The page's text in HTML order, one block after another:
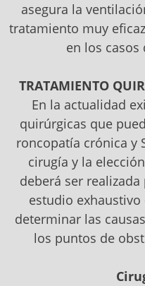
asegura la
tratamiento muy
en los casos
TRATAMIENTO
En la actualidad
quirúrgicas que
roncopatía crónica y
cirugía y la
deberá ser
estudio
determinar las
los puntos de